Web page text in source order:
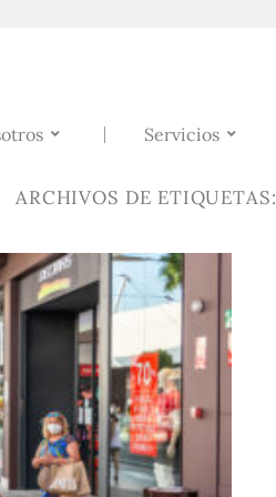
Servicios
ARCHIVOS DE ETIQUETAS: